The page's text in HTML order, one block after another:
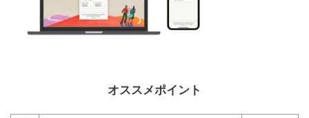
オススメポイント